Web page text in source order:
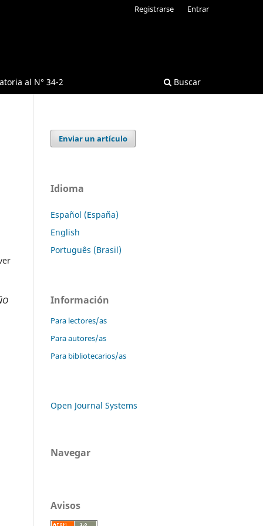
al N° 34-2 Buscar
Registrarse Entrar
Enviar un artículo
Idioma
Español (España)
English
Português (Brasil)
Información
Para lectores/as
Para autores/as
Para bibliotecarios/as
Open Journal Systems
Navegar
Avisos